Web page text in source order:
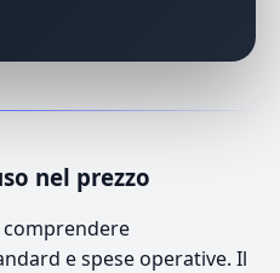
nel prezzo
e spese operative. Il